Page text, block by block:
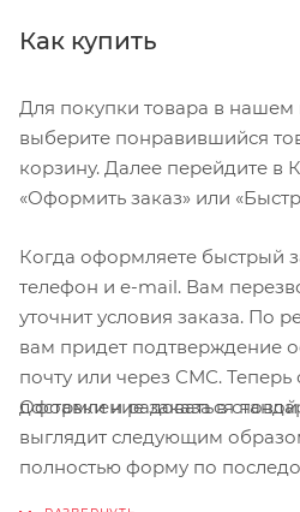
Как купить
Для покупки товара в нашем
выберите понравившийся
корзину. Далее перейдите в
«Оформить заказ» или
Когда оформляете быстрый
телефон и e-mail. Вам
уточнит условия заказа. По
вам придет подтверждение
почту или через СМС. Теперь
доставки и радоваться
Оформление заказа в
выглядит следующим
полностью форму по